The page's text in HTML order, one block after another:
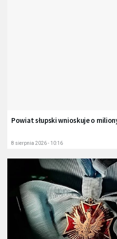
Powiat słupski wnioskuje o
8 sierpnia 2026 - 10:16